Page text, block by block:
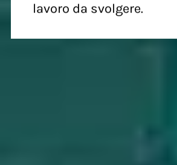
lavoro da svolgere.